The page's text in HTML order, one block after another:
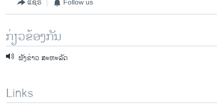
ແຊຣ໌ Follow us
ກ່ຽວຂ້ອງກັນ
ຟັງຂ່າວ ສະຫະລັດ
Links